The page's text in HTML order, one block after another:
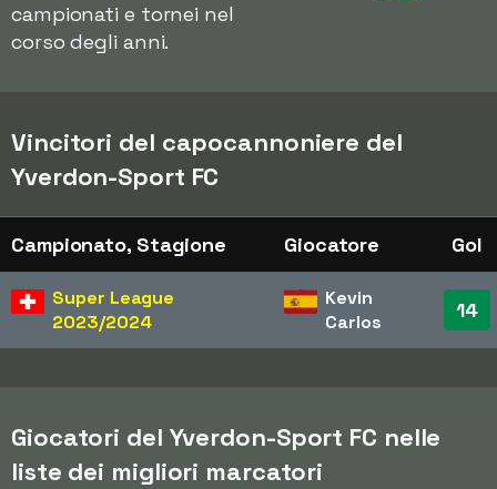
campionati e tornei nel
corso degli anni.
Vincitori del capocannoniere del
Yverdon-Sport FC
Campionato, Stagione Giocatore Gol
Super League
2023/2024
Kevin
Carlos
14
Giocatori del Yverdon-Sport FC nelle
liste dei migliori marcatori